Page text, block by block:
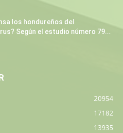
los hondureños del
Según el estudio número 79...
20954
17182
13935